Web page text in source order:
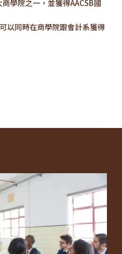
學院之一，並獲得AACSB國
以同時在商學院跟會計系獲得